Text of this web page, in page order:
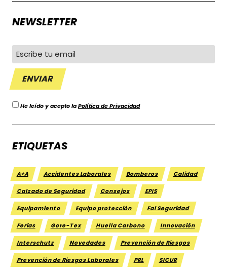
NEWSLETTER
He leído y acepto laPolítica de Privacidad
ETIQUETAS
A+A Accidentes Laborales Bomberos Calidad
Calzado de Seguridad Consejos EPIS
Equipamiento Equipo protección Fal Seguridad
Ferias Gore-Tex Huella Carbono Innovación
Interschutz Novedades Prevención de Riesgos
Prevención de Riesgos Laborales PRL SICUR